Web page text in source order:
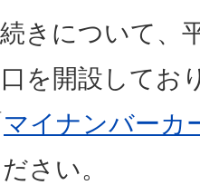
きについて、
を開設してお
マイナンバーカ
さい。